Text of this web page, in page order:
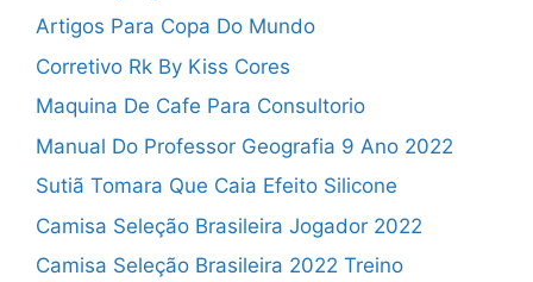
Artigos Para Copa Do Mundo
Corretivo Rk By Kiss Cores
Maquina De Cafe Para Consultorio
Manual Do Professor Geografia 9 Ano 2022
Sutiã Tomara Que Caia Efeito Silicone
Camisa Seleção Brasileira Jogador 2022
Camisa Seleção Brasileira 2022 Treino